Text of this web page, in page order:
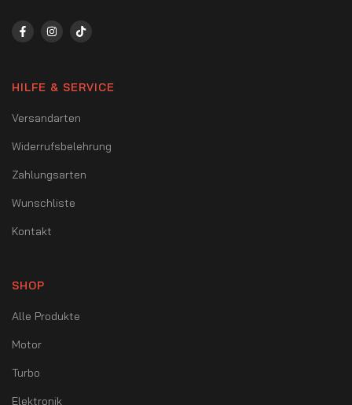
HILFE & SERVICE
Versandarten
Widerrufsbelehrung
Zahlungsarten
Wunschliste
Kontakt
SHOP
Alle Produkte
Motor
Turbo
Elektronik